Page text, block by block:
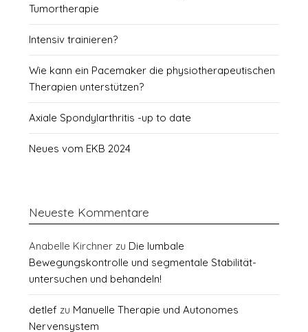
Tumortherapie
Intensiv trainieren?
Wie kann ein Pacemaker die physiotherapeutischen
Therapien unterstützen?
Axiale Spondylarthritis -up to date
Neues vom EKB 2024
Neueste Kommentare
Anabelle Kirchner zu Die lumbale
Bewegungskontrolle und segmentale Stabilität-
untersuchen und behandeln!
detlef zu Manuelle Therapie und Autonomes
Nervensystem